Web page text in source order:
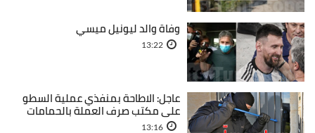
وفاة والد ليونيل ميسي
13:22
عاجل: الاطاحة بمنفذي عملية السطو
على مكتب صرف العملة بالحمامات
13:16